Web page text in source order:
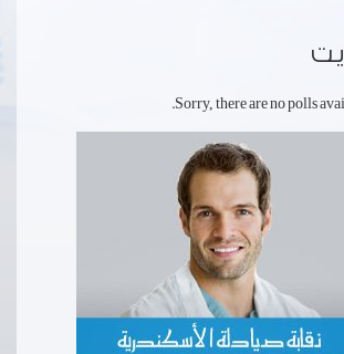
Sorry, there are no polls